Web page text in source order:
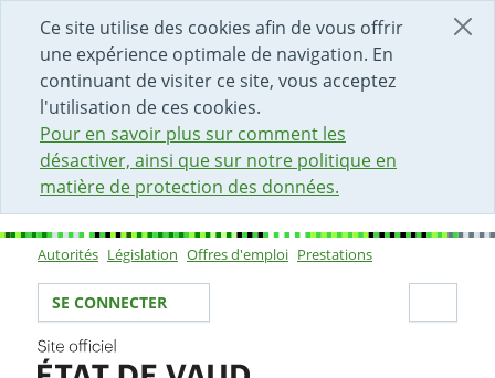
Ce site utilise des cookies afin de vous offrir
une expérience optimale de navigation. En
continuant de visiter ce site, vous acceptez
l'utilisation de ces cookies.
Pour en savoir plus sur comment les
désactiver, ainsi que sur notre politique en
matière de protection des données.
DÉBUT DU CONTENU DE LA PAGE
ACCÈS AU CHAMP DE RECHERCHE
PAGE D'ACCUEIL
FORMULAIRE DE CONTACT
Sous-navigation
Autorités Législation Offres d'emploi Prestations
Votre identité
SE CONNECTER